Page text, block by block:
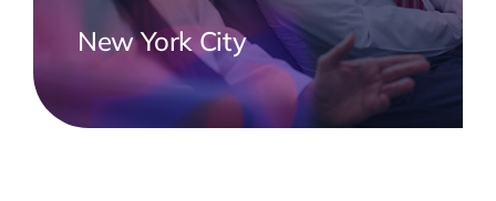
New York City